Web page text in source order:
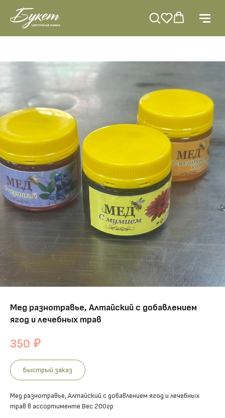
Мед разнотравье, Алтайский с добавлением
ягод и лечебных трав
350 ₽
Быстрый заказ
Мед разнотравье, Алтайский с добавлением ягод и лечебных
трав в ассортименте Вес 200гр